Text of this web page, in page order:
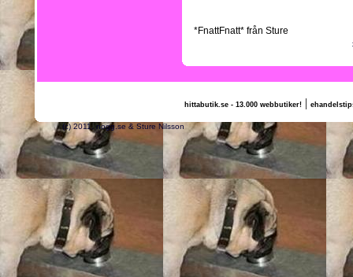
*FnattFnatt* från Sture
hittabutik.se - 13.000 webbutiker!|
(c) 2011, nogg.se & Sture Nilsson